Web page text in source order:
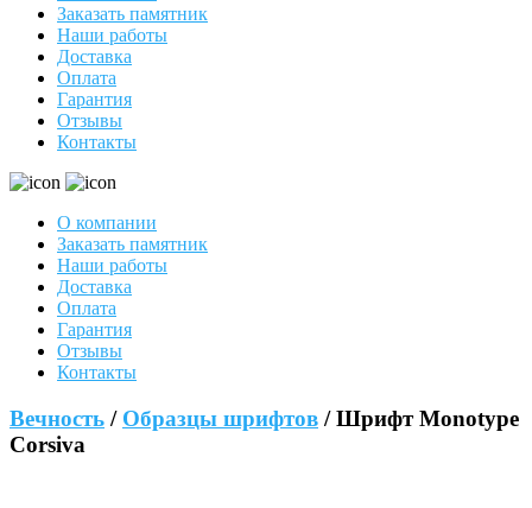
Заказать памятник
Наши работы
Доставка
Оплата
Гарантия
Отзывы
Контакты
О компании
Заказать памятник
Наши работы
Доставка
Оплата
Гарантия
Отзывы
Контакты
Вечность / Образцы шрифтов / Шрифт Monotype
Corsiva